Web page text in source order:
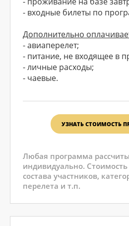
- входные билеты по
Дополнительно
- авиаперелет;
- питание, не входящее в
- личные расходы;
- чаевые.
УЗНАТЬ СТОИМОСТЬ
Любая программа
индивидуально. Стоимость
состава участников,
перелета и т.п.